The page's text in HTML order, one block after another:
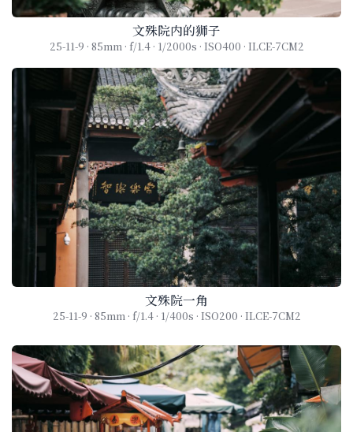
文殊院内的狮子
25-11-9 · 85mm · f/1.4 · 1/2000s · ISO400 · ILCE-7CM2
文殊院一角
25-11-9 · 85mm · f/1.4 · 1/400s · ISO200 · ILCE-7CM2